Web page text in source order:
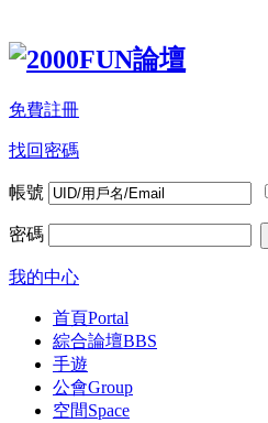
免費註冊
找回密碼
帳號
密碼
我的中心
首頁Portal
綜合論壇BBS
手遊
公會Group
空間Space